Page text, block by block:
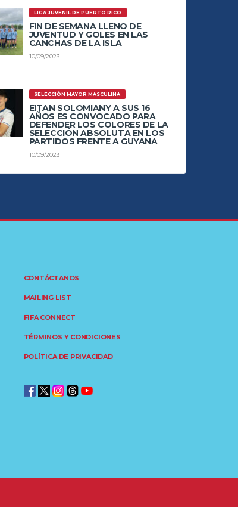
LIGA JUVENIL DE PUERTO RICO
FIN DE SEMANA LLENO DE
JUVENTUD Y GOLES EN LAS
CANCHAS DE LA ISLA
10/09/2023
SELECCIÓN MAYOR MASCULINA
EITAN SOLOMIANY A SUS 16
AÑOS ES CONVOCADO PARA
DEFENDER LOS COLORES DE LA
SELECCIÓN ABSOLUTA EN LOS
PARTIDOS FRENTE A GUYANA
10/09/2023
CONTÁCTANOS
MAILING LIST
FIFA CONNECT
TÉRMINOS Y CONDICIONES
POLÍTICA DE PRIVACIDAD